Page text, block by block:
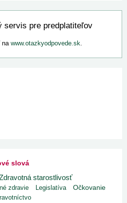
servis pre predplatiteľov
na www.otazkyodpovede.sk.
slová
starostlivosť
zdravie Legislatíva
Očkovanie